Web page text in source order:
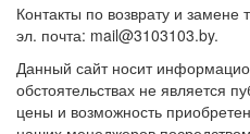
Контакты по возврату и
эл. почта: mail@3103103.by.
Данный сайт носит
обстоятельствах не является
цены и возможность